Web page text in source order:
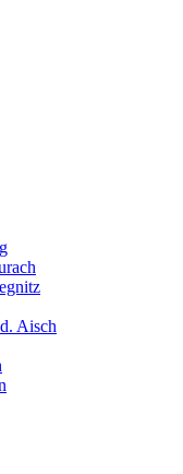
Aisch